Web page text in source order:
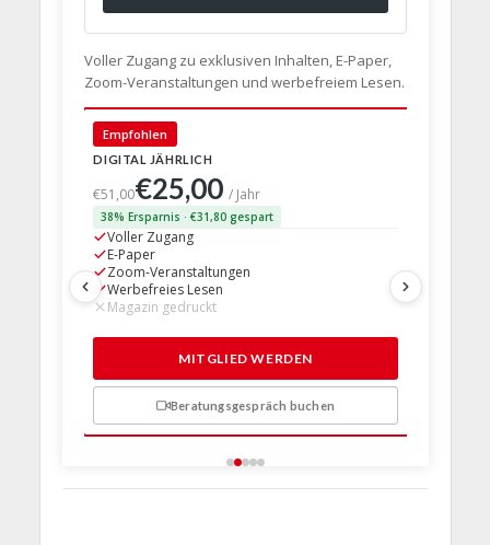
Voller Zugang zu exklusiven Inhalten, E-Paper,
Zoom-Veranstaltungen und werbefreiem Lesen.
Empfohlen
DIGITAL JÄHRLICH
€51,00€25,00/ Jahr
38% Ersparnis · €31,80 gespart
Voller Zugang
E-Paper
Zoom-Veranstaltungen
Werbefreies Lesen
Magazin gedruckt
MITGLIED WERDEN
Beratungsgespräch buchen